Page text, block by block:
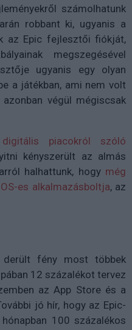
számolhatunk
robbant ki, ugyanis a
az Epic fejlesztői fiókját,
megszegésével
ugyanis egy olyan
a játékban, ami nem volt
végül mégiscsak
digitális piacokról szóló
kényszerült az almás
halhattunk, hogy még
es alkalmazásboltja, az
derült fény most többek
12 százalékot tervez
az App Store és a
jó hír, hogy az Epic-
100 százalékos